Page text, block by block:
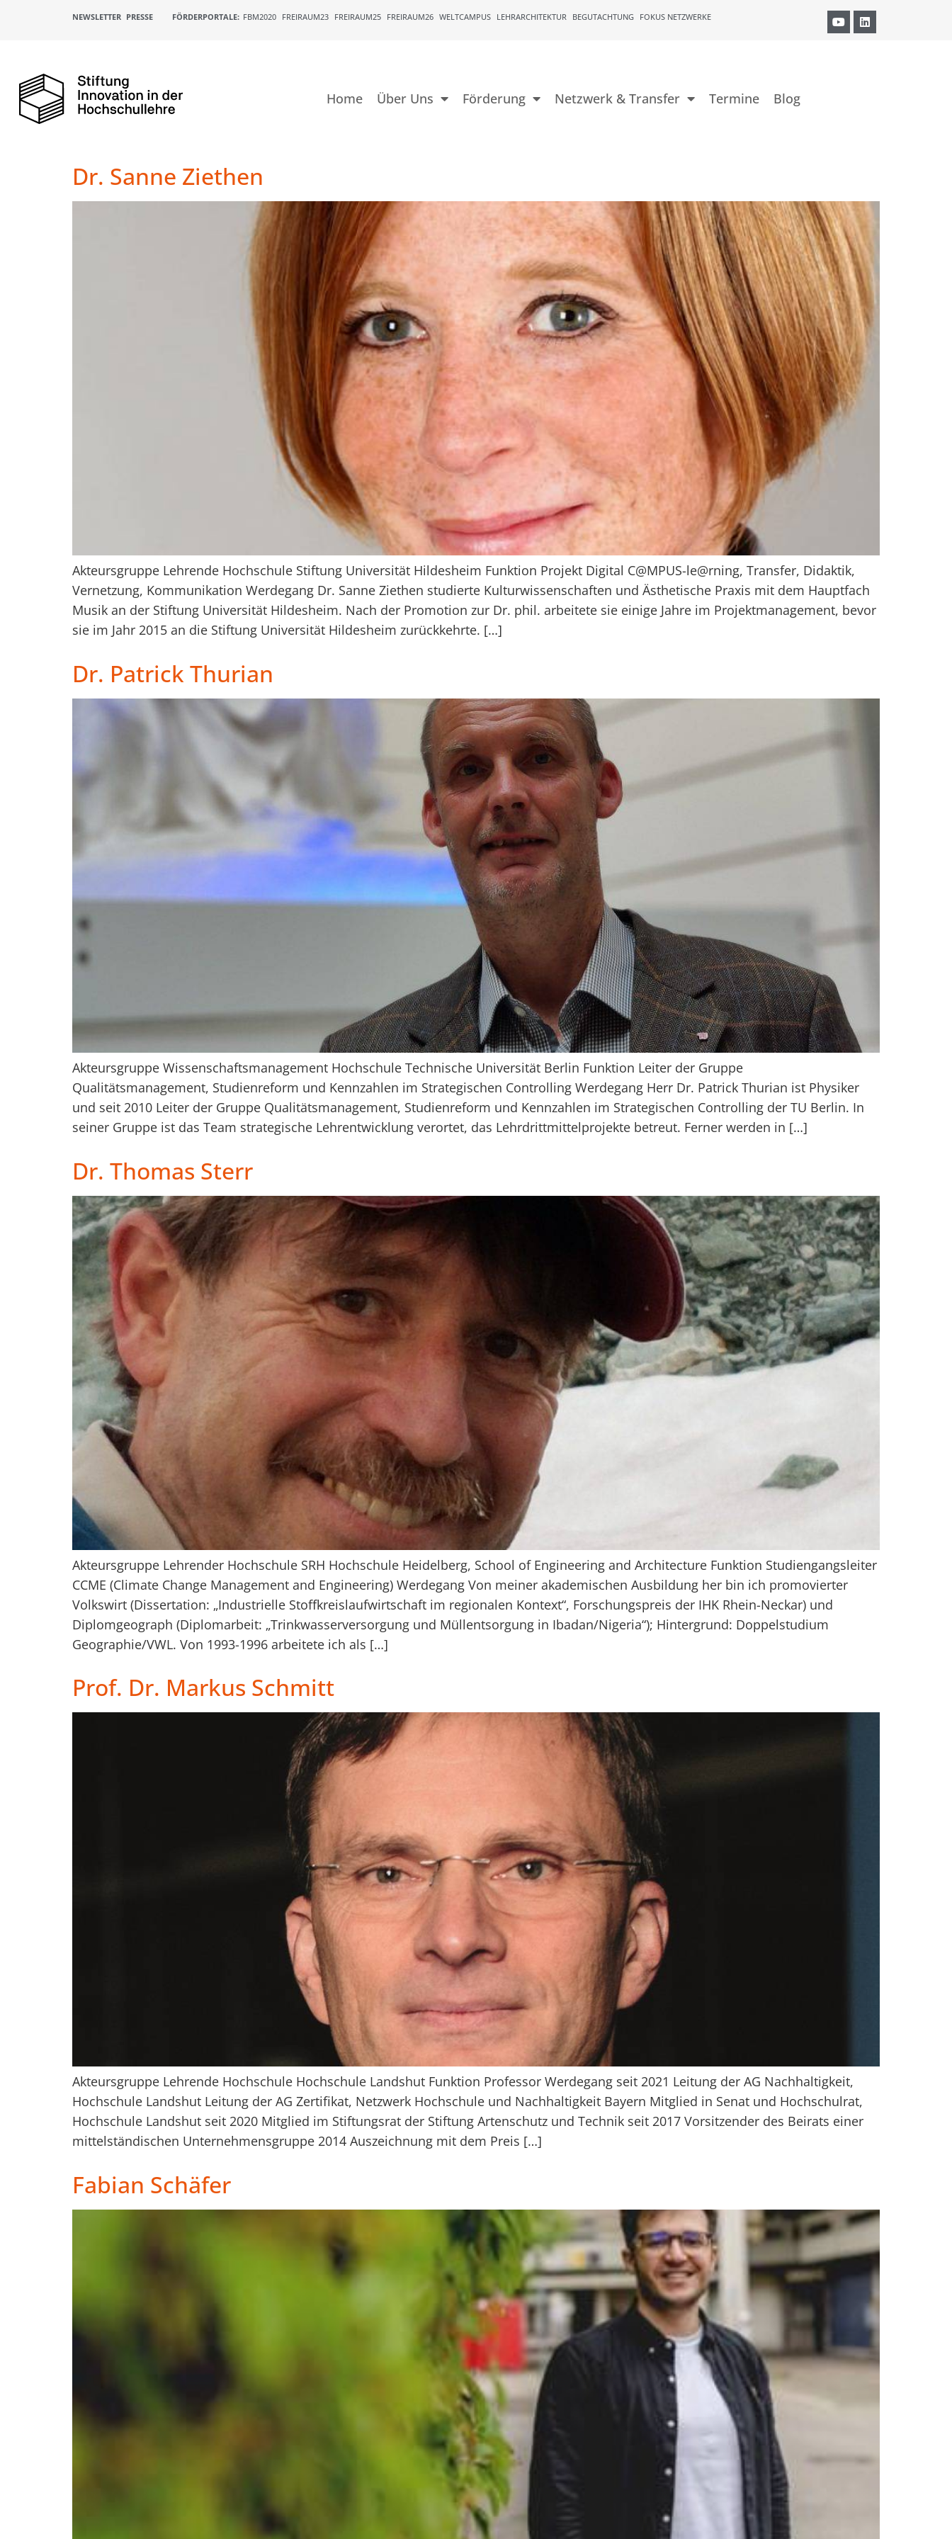
NEWSLETTER PRESSE FÖRDERPORTALE: FBM2020 FREIRAUM23 FREIRAUM25 FREIRAUM26 WELTCAMPUS LEHRARCHITEKTUR BEGUTACHTUNG FOKUS NETZWERKE
Home Über Uns Förderung Netzwerk & Transfer Termine Blog
Dr. Sanne Ziethen
Akteursgruppe Lehrende Hochschule Stiftung Universität Hildesheim Funktion Projekt Digital C@MPUS-le@rning, Transfer, Didaktik,
Vernetzung, Kommunikation Werdegang Dr. Sanne Ziethen studierte Kulturwissenschaften und Ästhetische Praxis mit dem Hauptfach
Musik an der Stiftung Universität Hildesheim. Nach der Promotion zur Dr. phil. arbeitete sie einige Jahre im Projektmanagement, bevor
sie im Jahr 2015 an die Stiftung Universität Hildesheim zurückkehrte. […]
Dr. Patrick Thurian
Akteursgruppe Wissenschaftsmanagement Hochschule Technische Universität Berlin Funktion Leiter der Gruppe
Qualitätsmanagement, Studienreform und Kennzahlen im Strategischen Controlling Werdegang Herr Dr. Patrick Thurian ist Physiker
und seit 2010 Leiter der Gruppe Qualitätsmanagement, Studienreform und Kennzahlen im Strategischen Controlling der TU Berlin. In
seiner Gruppe ist das Team strategische Lehrentwicklung verortet, das Lehrdrittmittelprojekte betreut. Ferner werden in […]
Dr. Thomas Sterr
Akteursgruppe Lehrender Hochschule SRH Hochschule Heidelberg, School of Engineering and Architecture Funktion Studiengangsleiter
CCME (Climate Change Management and Engineering) Werdegang Von meiner akademischen Ausbildung her bin ich promovierter
Volkswirt (Dissertation: „Industrielle Stoffkreislaufwirtschaft im regionalen Kontext“, Forschungspreis der IHK Rhein-Neckar) und
Diplomgeograph (Diplomarbeit: „Trinkwasserversorgung und Müllentsorgung in Ibadan/Nigeria“); Hintergrund: Doppelstudium
Geographie/VWL. Von 1993-1996 arbeitete ich als […]
Prof. Dr. Markus Schmitt
Akteursgruppe Lehrende Hochschule Hochschule Landshut Funktion Professor Werdegang seit 2021 Leitung der AG Nachhaltigkeit,
Hochschule Landshut Leitung der AG Zertifikat, Netzwerk Hochschule und Nachhaltigkeit Bayern Mitglied in Senat und Hochschulrat,
Hochschule Landshut seit 2020 Mitglied im Stiftungsrat der Stiftung Artenschutz und Technik seit 2017 Vorsitzender des Beirats einer
mittelständischen Unternehmensgruppe 2014 Auszeichnung mit dem Preis […]
Fabian Schäfer